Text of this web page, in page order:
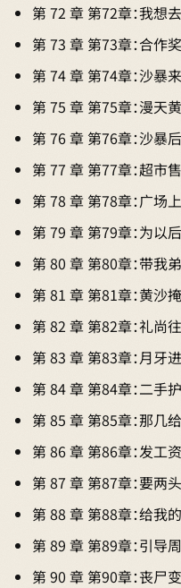
第 72 章 第72章：我想
第 73 章 第73章：合作
第 74 章 第74章：沙暴
第 75 章 第75章：漫天
第 76 章 第76章：沙暴
第 77 章 第77章：超市
第 78 章 第78章：广场
第 79 章 第79章：为以
第 80 章 第80章：带我
第 81 章 第81章：黄沙
第 82 章 第82章：礼尚
第 83 章 第83章：月牙
第 84 章 第84章：二手
第 85 章 第85章：那几
第 86 章 第86章：发工
第 87 章 第87章：要两
第 88 章 第88章：给我
第 89 章 第89章：引导
第 90 章 第90章：丧尸